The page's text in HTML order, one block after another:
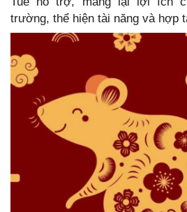
trường, thể hiện tài năng và hợp